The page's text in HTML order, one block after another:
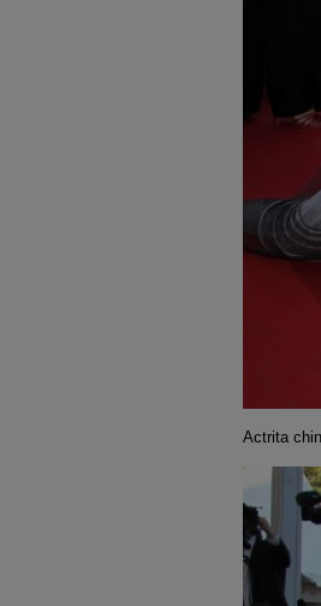
Actrita